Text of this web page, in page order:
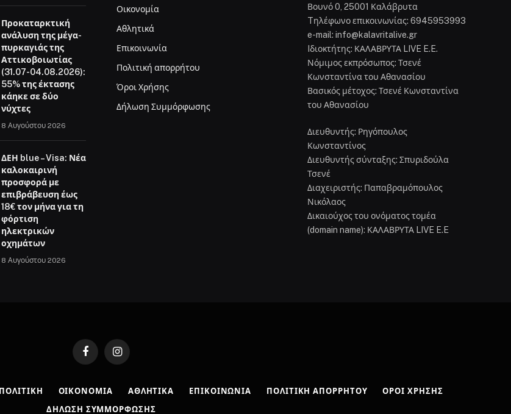
Προκαταρκτική
ανάλυση της μέγα-
πυρκαγιάς της
Αττικοβοιωτίας
(31.07-04.08.2026):
55% της έκτασης
κάηκε σε δύο
νύχτες
8 Αυγούστου 2026
ΔΕΗ blue – Visa: Νέα
καλοκαιρινή
προσφορά με
επιβράβευση έως
18€ τον μήνα για τη
φόρτιση
ηλεκτρικών
οχημάτων
8 Αυγούστου 2026
Οικονομία
Αθλητικά
Επικοινωνία
Πολιτική απορρήτου
Όροι Χρήσης
Δήλωση Συμμόρφωσης
Βουνό 0, 25001 Καλάβρυτα
Tηλέφωνο επικοινωνίας: 6945953993
e-mail: info@kalavritalive.gr
Iδιοκτήτης: ΚΑΛΑΒΡΥΤΑ LIVE E.E.
Νόμιμος εκπρόσωπος: Τσενέ
Κωνσταντίνα του Αθανασίου
Βασικός μέτοχος: Τσενέ Κωνσταντίνα
του Αθανασίου
Διευθυντής: Ρηγόπουλος
Κωνσταντίνος
Διευθυντής σύνταξης: Σπυριδούλα
Τσενέ
Διαχειριστής: Παπαβραμόπουλος
Νικόλαος
Δικαιούχος του ονόματος τομέα
(domain name): ΚΑΛΑΒΡΥΤΑ LIVE E.E
FacebookInstagram
ΠΟΛΙΤΙΚΉ ΟΙΚΟΝΟΜΊΑ ΑΘΛΗΤΙΚΆ ΕΠΙΚΟΙΝΩΝΊΑ ΠΟΛΙΤΙΚΉ ΑΠΟΡΡΉΤΟΥ
ΌΡΟΙ ΧΡΉΣΗΣ
ΔΉΛΩΣΗ ΣΥΜΜΌΡΦΩΣΗΣ